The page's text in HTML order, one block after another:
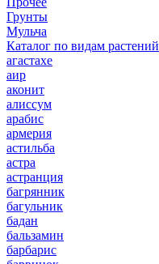
Грунты
Мульча
Каталог по видам растений
агастахе
аир
аконит
алиссум
арабис
армерия
астильба
астра
астранция
багрянник
багульник
бадан
бальзамин
барбарис